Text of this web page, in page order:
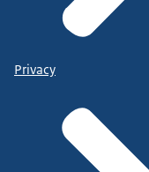
Privacy